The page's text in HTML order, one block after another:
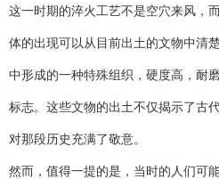
这一时期的淬火工艺不是空穴来风，
体的出现可以从目前出土的文物中清
中形成的一种特殊组织，硬度高，耐
标志。这些文物的出土不仅揭示了古
对那段历史充满了敬意。
然而，值得一提的是，当时的人们可